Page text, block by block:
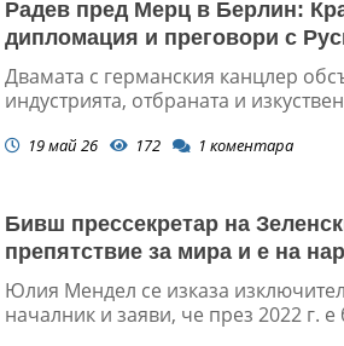
Радев пред Мерц в Берлин:
дипломация и преговори с
Двамата с германския канцлер
индустрията, отбраната и
19 май 26 172 1 коментара
Бивш прессекретар на
препятствие за мира и е на
Юлия Мендел се изказа
началник и заяви, че през 2022 г. е